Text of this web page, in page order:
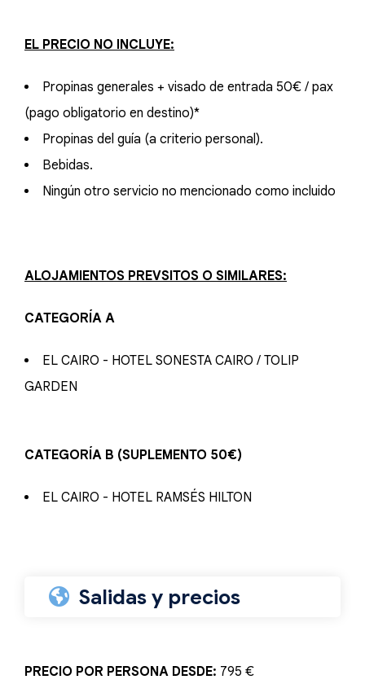
EL PRECIO NO INCLUYE:
Propinas generales + visado de entrada 50€ / pax
(pago obligatorio en destino)*
Propinas del guía (a criterio personal).
Bebidas.
Ningún otro servicio no mencionado como incluido
ALOJAMIENTOS PREVSITOS O SIMILARES:
CATEGORÍA A
EL CAIRO - HOTEL SONESTA CAIRO / TOLIP
GARDEN
CATEGORÍA B (SUPLEMENTO 50€)
EL CAIRO - HOTEL RAMSÉS HILTON
Salidas y precios
PRECIO POR PERSONA DESDE: 795 €